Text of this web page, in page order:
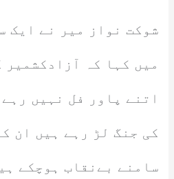
شوکت نواز میر نے ایک
میں کہا کہ آزادکشمیر
اتنے پاور فل نہیں
کی جنگ لڑ رہے ہیں ان
سامنے بےنقاب ہوچکے